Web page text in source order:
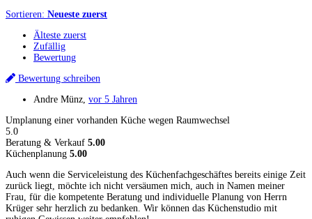
Sortieren: Neueste zuerst
Älteste zuerst
Zufällig
Bewertung
Bewertung schreiben
Andre Münz, vor 5 Jahren
Umplanung einer vorhanden Küche wegen Raumwechsel
5.0
Beratung & Verkauf 5.00
Küchenplanung 5.00
Auch wenn die Serviceleistung des Küchenfachgeschäftes bereits einige Zeit
zurück liegt, möchte ich nicht versäumen mich, auch in Namen meiner
Frau, für die kompetente Beratung und individuelle Planung von Herrn
Krüger sehr herzlich zu bedanken. Wir können das Küchenstudio mit